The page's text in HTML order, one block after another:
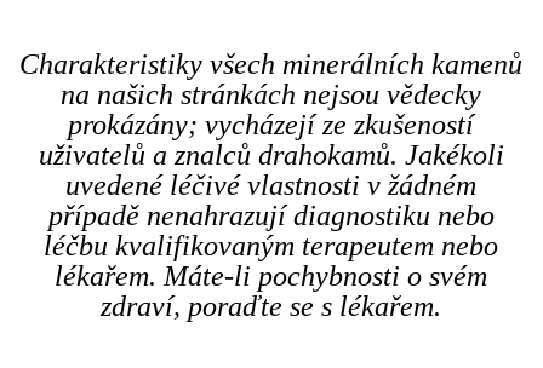
Charakteristiky všech minerálních kamenů
na našich stránkách nejsou vědecky
prokázány; vycházejí ze zkušeností
uživatelů a znalců drahokamů. Jakékoli
uvedené léčivé vlastnosti v žádném
případě nenahrazují diagnostiku nebo
léčbu kvalifikovaným terapeutem nebo
lékařem. Máte-li pochybnosti o svém
zdraví, poraďte se s lékařem.